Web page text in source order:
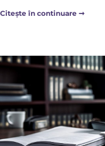
Citește în continuare ➞